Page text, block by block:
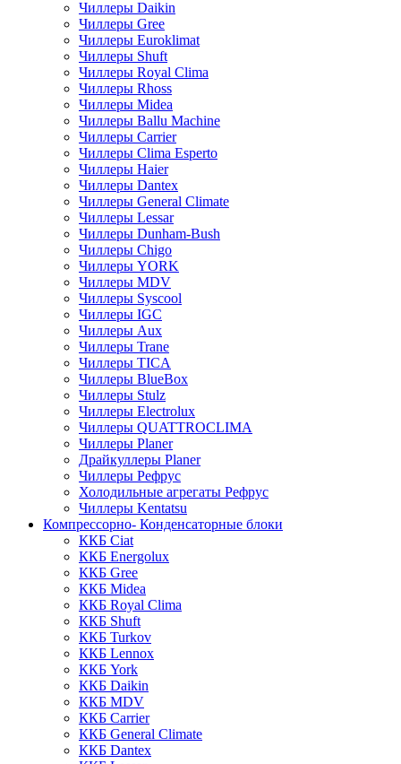
Чиллеры Daikin
Чиллеры Gree
Чиллеры Euroklimat
Чиллеры Shuft
Чиллеры Royal Clima
Чиллеры Rhoss
Чиллеры Midea
Чиллеры Ballu Machine
Чиллеры Carrier
Чиллеры Clima Esperto
Чиллеры Haier
Чиллеры Dantex
Чиллеры General Climate
Чиллеры Lessar
Чиллеры Dunham-Bush
Чиллеры Chigo
Чиллеры YORK
Чиллеры MDV
Чиллеры Syscool
Чиллеры IGC
Чиллеры Aux
Чиллеры Trane
Чиллеры TICA
Чиллеры BlueBox
Чиллеры Stulz
Чиллеры Electrolux
Чиллеры QUATTROCLIMA
Чиллеры Planer
Драйкуллеры Planer
Чиллеры Рефрус
Холодильные агрегаты Рефрус
Чиллеры Kentatsu
Компрессорно- Конденсаторные блоки
ККБ Ciat
ККБ Energolux
ККБ Gree
ККБ Midea
ККБ Royal Clima
ККБ Shuft
ККБ Turkov
ККБ Lennox
ККБ York
ККБ Daikin
ККБ MDV
ККБ Carrier
ККБ General Climate
ККБ Dantex